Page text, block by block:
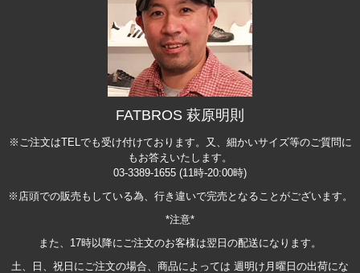
FATBROS 萩原明則
※ご注文はTELでも受け付けております。又、細かいサイズ等のご質問に
もお答えいたします。
03-3389-1655 (11時-20:00時)
※店頭での販売もしている為、行き違いで完売となることがございます。
*注意*
また、17時以降にご注文のお客様は翌日の配送になります。
土、日、祝日にご注文の場合、商品によっては 週明け月曜日の出荷にな